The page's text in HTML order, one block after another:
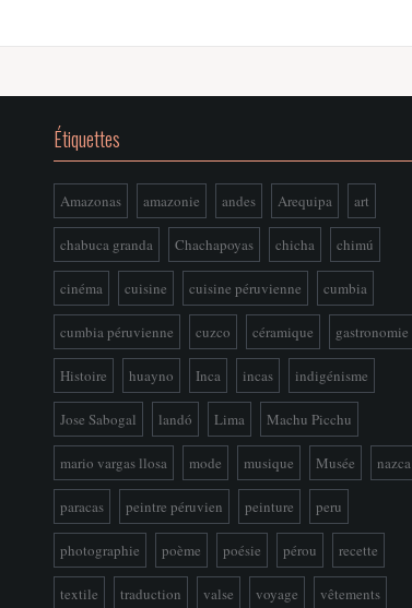
Étiquettes
Amazonas amazonie andes Arequipa art
chabuca granda Chachapoyas chicha chimú
cinéma cuisine cuisine péruvienne cumbia
cumbia péruvienne cuzco céramique gastronomie
Histoire huayno Inca incas indigénisme
Jose Sabogal landó Lima Machu Picchu
mario vargas llosa mode musique Musée nazca
paracas peintre péruvien peinture peru
photographie poème poésie pérou recette
textile traduction valse voyage vêtements